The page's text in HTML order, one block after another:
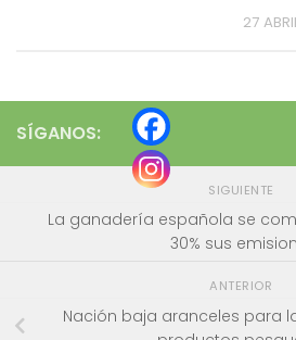
27
SÍGANOS:
SIGUIENTE
La ganadería española se
30% sus
ANTERIOR
Nación baja aranceles para